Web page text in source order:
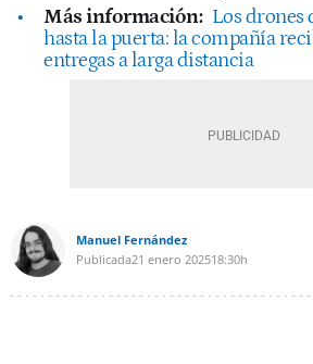
Más información: Los drones
hasta la puerta: la compañía
entregas a larga distancia
Manuel Fernández
Publicada21 enero 202518:30h